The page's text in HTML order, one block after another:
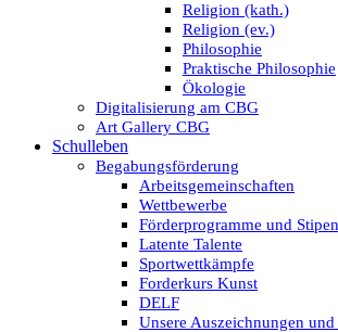
Religion (kath.)
Religion (ev.)
Philosophie
Praktische Philosophie
Ökologie
Digitalisierung am CBG
Art Gallery CBG
Schulleben
Begabungsförderung
Arbeitsgemeinschaften
Wettbewerbe
Förderprogramme und
Latente Talente
Sportwettkämpfe
Forderkurs Kunst
DELF
Unsere Auszeichnungen